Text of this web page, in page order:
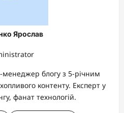
Ярослав
блогу з 5-річним
контенту. Експерт у
фанат технологій.